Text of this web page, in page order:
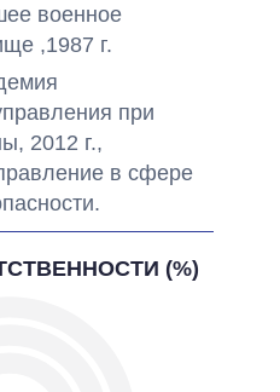
военное
,1987 г.
при
2012 г.,
в сфере
(%)